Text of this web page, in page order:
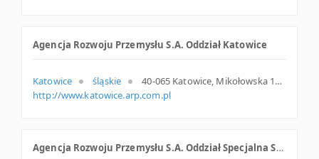
Agencja Rozwoju Przemysłu S.A. Oddział Katowice
Katowice śląskie
40-065 Katowice, Mikołowska 100, woj. Śląskie, pow. Katowice, gm. Katowice
http://www.katowice.arp.com.pl
Agencja Rozwoju Przemysłu S.A. Oddział Specjalna Strefa Ekonomiczna Euro-Park